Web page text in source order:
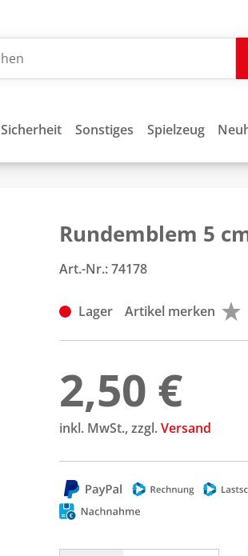
Sicherheit Sonstiges Spielzeug
Rundemblem 5
Art.-Nr.:74178
Lager Artikel merken
2,50 €
inkl. MwSt., zzgl.Versand